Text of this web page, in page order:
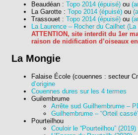
Beaudéan : Topo 2014 (épuisé) ou
La Garotte : Topo 2014 (épuisé) ou
Trassouet : Topo 2014 (épuisé) ou
La Laurence – Rocher du Cailhet (La
ATTENTION, site interdit du 1er
raison de nidification d’oiseaux
La Mongie
Falaise École (couennes : secteur
d’origine
Couennes dures sur les 4 termes
Guilembrume
Arrête sud Guilhembrume –
Guilhembrume – “Orteil
Pourteilhou
Couloir le “Pourteilhou” (2019)